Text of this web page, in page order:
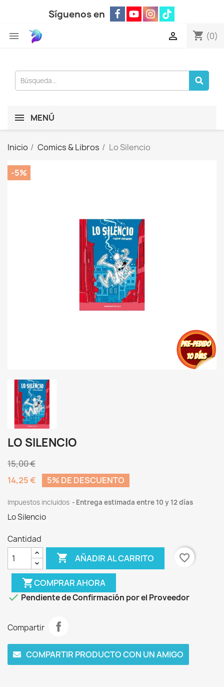
Síguenos en
 shopping_cart (0)

MENÚ
Inicio Comics & Libros Lo Silencio
-5%
LO SILENCIO
15,00 €
14,25 €
5% DE DESCUENTO
Impuestos incluidos Entrega estimada entre 10 y 12 días
Lo Silencio
Cantidad
 AÑADIR AL CARRITO favorite_border
shopping_cartCOMPRAR AHORA
 Pendiente de Confirmación por el Proveedor
Compartir
COMPARTIR PRODUCTO CON UN AMIGO